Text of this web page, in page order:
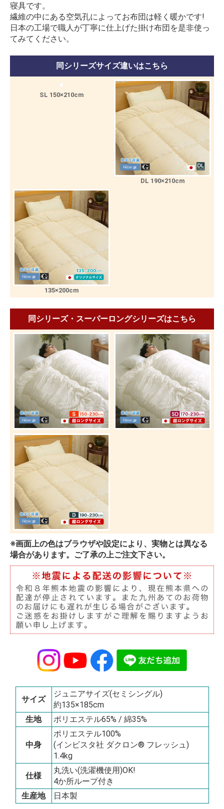
寝具です。
繊維の中にある空気孔によってお布団は軽く暖かです!
日本の工場で職人が丁寧に仕上げた掛け布団を是非使っ
てみてください。
同シリーズサイズ違いはこちら
SL 150×210cm
DL 190×210cm
135×200cm
同シリーズ・スーパーロングシリーズはこちら
※画面上の色はブラウザや設定により、実物とは異なる
場合があります。ご了承の上ご注文下さい。
サイズ
ジュニアサイズ(セミシングル)
約135×185cm
生地
ポリエステル65% / 綿35%
中身
ポリエステル100%
(インビスタ社 ダクロン® フレッシュ)
1.4kg
仕様
丸洗い(洗濯機使用)OK!
4か所ループ付き
生産地
日本製